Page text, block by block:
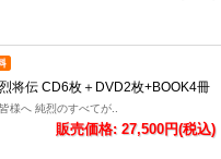
将伝 CD6枚＋DVD2枚+BOOK4冊
様へ 純烈のすべてが..
販売価格: 27,500円(税込)